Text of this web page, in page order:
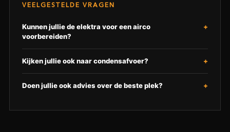
VEELGESTELDE VRAGEN
Kunnen jullie de elektra voor een airco
voorbereiden?
Kijken jullie ook naar condensafvoer?
Doen jullie ook advies over de beste plek?